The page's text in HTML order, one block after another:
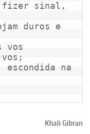
fizer sinal,
duros e
vos
na
Khali Gibran